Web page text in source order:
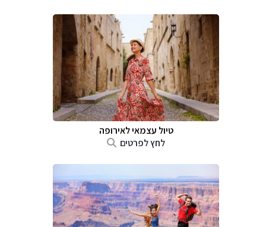
טיול עצמאי לאירופה
לחץ לפרטים